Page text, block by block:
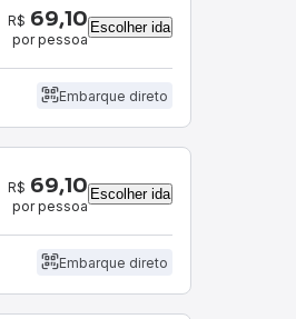
R$ 69,10
por pessoa
Escolher ida
Embarque direto
R$ 69,10
por pessoa
Escolher ida
Embarque direto